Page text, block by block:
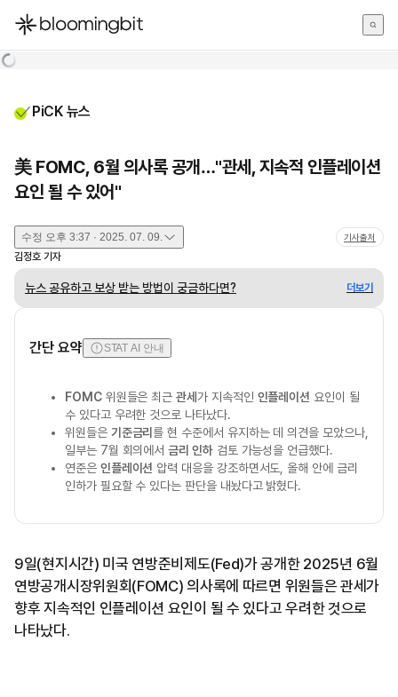
한국어
PiCK 뉴스
美 FOMC, 6월 의사록 공개…"관세, 지속적 인플레이션
요인 될 수 있어"
수정 오후 3:37 · 2025. 07. 09. 기사출처
김정호 기자
뉴스 공유하고 보상 받는 방법이 궁금하다면? 더보기
간단 요약 STAT AI 안내
FOMC위원들은 최근관세 가 지속적인 인플레이션 요인이 될
수 있다고 우려한 것으로 나타났다.
위원들은 기준금리 를 현 수준에서 유지하는 데 의견을 모았으나,
일부는 7월 회의에서금리 인하검토 가능성을 언급했다.
연준은 인플레이션 압력 대응을 강조하면서도, 올해 안에 금리
인하가 필요할 수 있다는 판단을 내놨다고 밝혔다.
9일(현지시간) 미국 연방준비제도(Fed)가 공개한 2025년 6월
연방공개시장위원회(FOMC) 의사록에 따르면 위원들은 관세가
향후 지속적인 인플레이션 요인이 될 수 있다고 우려한 것으로
나타났다.